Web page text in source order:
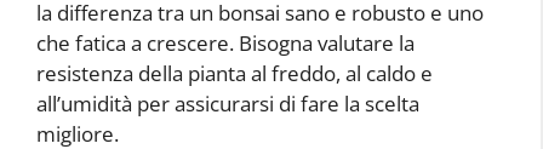
la differenza tra un bonsai sano e robusto e uno
che fatica a crescere. Bisogna valutare la
resistenza della pianta al freddo, al caldo e
all’umidità per assicurarsi di fare la scelta
migliore.